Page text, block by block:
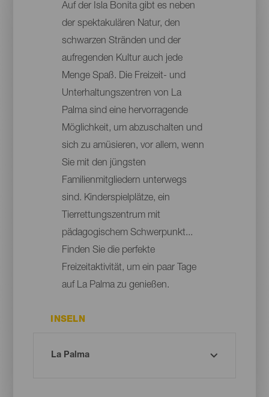
Auf der Isla Bonita gibt es neben
der spektakulären Natur, den
schwarzen Stränden und der
aufregenden Kultur auch jede
Menge Spaß. Die Freizeit- und
Unterhaltungszentren von La
Palma sind eine hervorragende
Möglichkeit, um abzuschalten und
sich zu amüsieren, vor allem, wenn
Sie mit den jüngsten
Familienmitgliedern unterwegs
sind. Kinderspielplätze, ein
Tierrettungszentrum mit
pädagogischem Schwerpunkt...
Finden Sie die perfekte
Freizeitaktivität, um ein paar Tage
auf La Palma zu genießen.
INSELN